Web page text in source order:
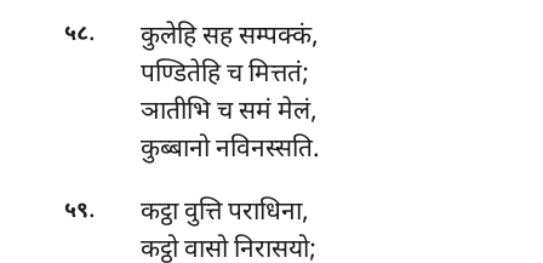
५८. कुलेहिसह सम्पक्कं,
पण्डितेहि च मित्ततं;
ञातीभि च समं मेलं,
कुब्बानो नविनस्सति.
५९. कट्ठावुत्ति पराधिना,
कट्ठो वासो निरासयो;